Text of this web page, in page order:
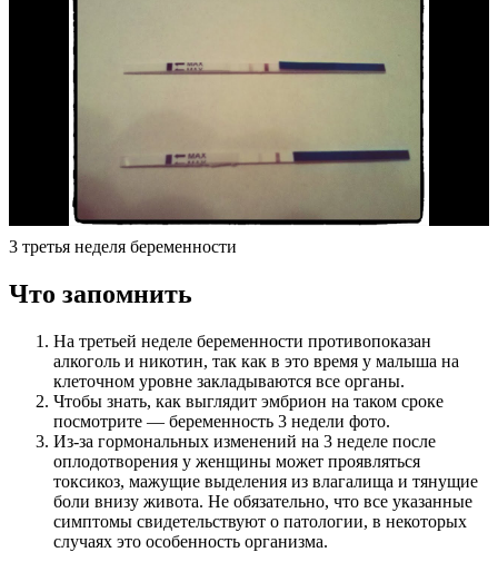
3 третья неделя беременности
Что запомнить
На третьей неделе беременности противопоказан
алкоголь и никотин, так как в это время у малыша на
клеточном уровне закладываются все органы.
Чтобы знать, как выглядит эмбрион на таком сроке
посмотрите — беременность 3 недели фото.
Из-за гормональных изменений на 3 неделе после
оплодотворения у женщины может проявляться
токсикоз, мажущие выделения из влагалища и тянущие
боли внизу живота. Не обязательно, что все указанные
симптомы свидетельствуют о патологии, в некоторых
случаях это особенность организма.